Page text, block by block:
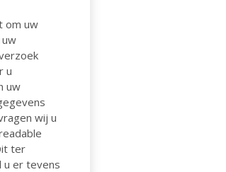
om uw
u
uw
wij u
ter
u er tevens